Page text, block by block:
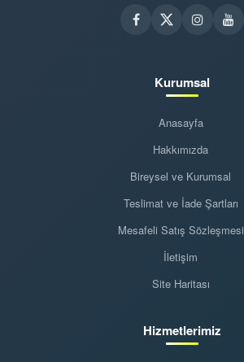
Kurumsal
Anasayfa
Hakkımızda
Bireysel ve Kurumsal
Teslimat ve İade Şartları
Mesafeli Satış Sözleşmesi
İletişim
Site Haritası
Hizmetlerimiz